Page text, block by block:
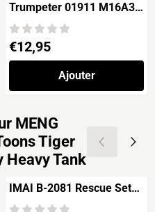
Trumpeter 01911 M16A3
AR15/M16/M4 Family
Prix: 12,95
€12,95
Ajouter
MENG
Tiger
Heavy Tank
IMAI B-2081 Rescue Set
No.2 The Mole &